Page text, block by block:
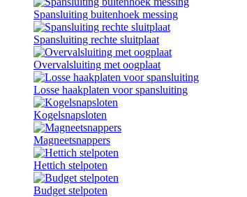
Spansluiting buitenhoek messing
Spansluiting rechte sluitplaat
Overvalsluiting met oogplaat
Losse haakplaten voor spansluiting
Kogelsnapsloten
Magneetsnappers
Hettich stelpoten
Budget stelpoten